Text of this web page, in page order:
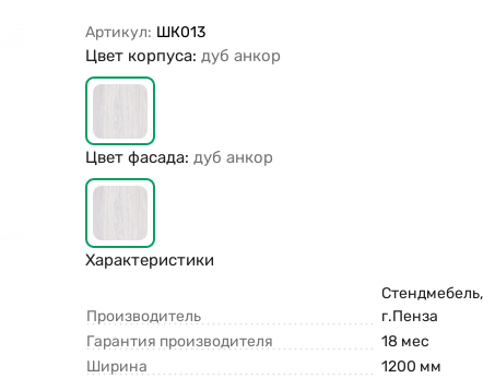
Артикул: ШК013
Цвет корпуса:дуб анкор
Цвет фасада:дуб анкор
Характеристики
Производитель
Стендмебель,
г.Пенза
Гарантия производителя
18 мес
Ширина
1200 мм